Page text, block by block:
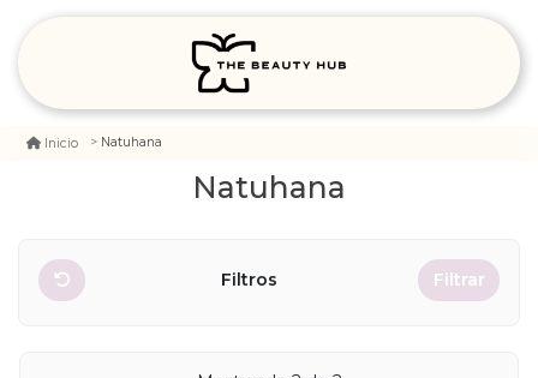
Inicio Natuhana
Natuhana
Filtros Filtrar